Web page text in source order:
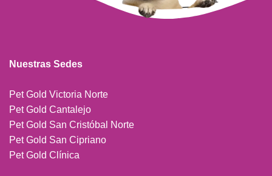
Nuestras Sedes
Pet Gold Victoria Norte
Pet Gold Cantalejo
Pet Gold San Cristóbal Norte
Pet Gold San Cipriano
Pet Gold Clínica